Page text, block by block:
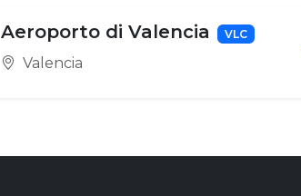
Aeroporto di Valencia VLC
Valencia